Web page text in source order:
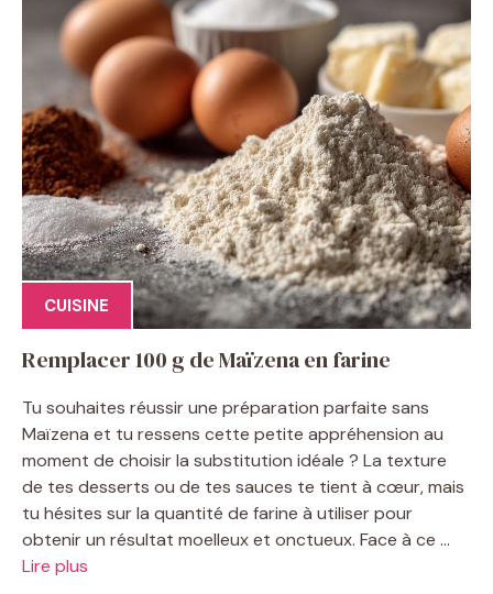
CUISINE
Remplacer 100 g de Maïzena en farine
Tu souhaites réussir une préparation parfaite sans
Maïzena et tu ressens cette petite appréhension au
moment de choisir la substitution idéale ? La texture
de tes desserts ou de tes sauces te tient à cœur, mais
tu hésites sur la quantité de farine à utiliser pour
obtenir un résultat moelleux et onctueux. Face à ce ...
Lire plus